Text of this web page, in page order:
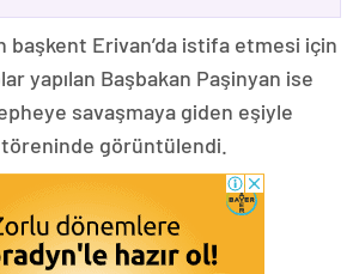
başkent Erivan’da istifa etmesi için
yapılan Başbakan Paşinyan ise
savaşmaya giden eşiyle
görüntülendi.